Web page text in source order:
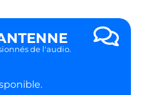
de l'audio.